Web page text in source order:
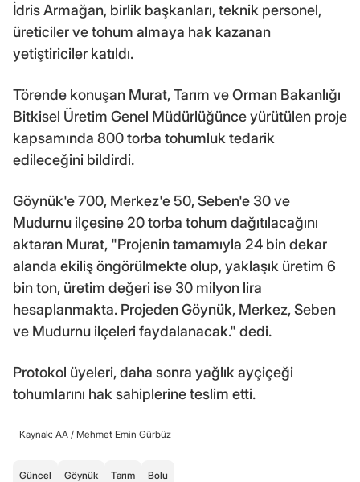
İdris Armağan, birlik başkanları, teknik personel,
üreticiler ve tohum almaya hak kazanan
yetiştiriciler katıldı.
Törende konuşan Murat, Tarım ve Orman Bakanlığı
Bitkisel Üretim Genel Müdürlüğünce yürütülen proje
kapsamında 800 torba tohumluk tedarik
edileceğini bildirdi.
Göynük'e 700, Merkez'e 50, Seben'e 30 ve
Mudurnu ilçesine 20 torba tohum dağıtılacağını
aktaran Murat, "Projenin tamamıyla 24 bin dekar
alanda ekiliş öngörülmekte olup, yaklaşık üretim 6
bin ton, üretim değeri ise 30 milyon lira
hesaplanmakta. Projeden Göynük, Merkez, Seben
ve Mudurnu ilçeleri faydalanacak." dedi.
Protokol üyeleri, daha sonra yağlık ayçiçeği
tohumlarını hak sahiplerine teslim etti.
Kaynak: AA / Mehmet Emin Gürbüz
Güncel Göynük Tarım Bolu